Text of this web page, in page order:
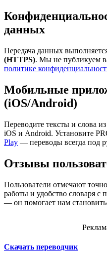
данных
Передача данных
(HTTPS). Мы не публикуем
политике
Мобильные
(iOS/Android)
Переводите тексты и слова из
iOS и Android. Установите
Play — переводы всегда под
Отзывы
Пользователи отмечают
работы и удобство словаря с
— он помогает нам
Скачать переводчик